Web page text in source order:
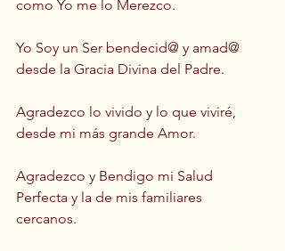
como Yo me lo Merezco.
Yo Soy un Ser bendecid@ y amad@
desde la Gracia Divina del Padre.
Agradezco lo vivido y lo que viviré,
desde mi más grande Amor.
Agradezco y Bendigo mi Salud
Perfecta y la de mis familiares
cercanos.